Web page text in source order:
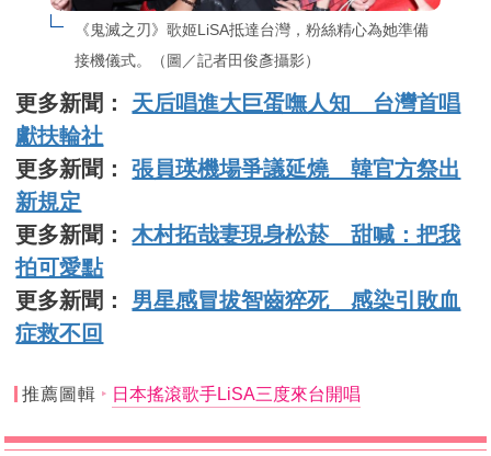
《鬼滅之刃》歌姬LiSA抵達台灣，粉絲精心為她準備
接機儀式。（圖／記者田俊彥攝影）
更多新聞： 天后唱進大巨蛋嘸人知 台灣首唱
獻扶輪社
更多新聞：張員瑛機場爭議延燒 韓官方祭出
新規定
更多新聞：木村拓哉妻現身松菸 甜喊：把我
拍可愛點
更多新聞： 男星感冒拔智齒猝死 感染引敗血
症救不回
推薦圖輯 日本搖滾歌手LiSA三度來台開唱